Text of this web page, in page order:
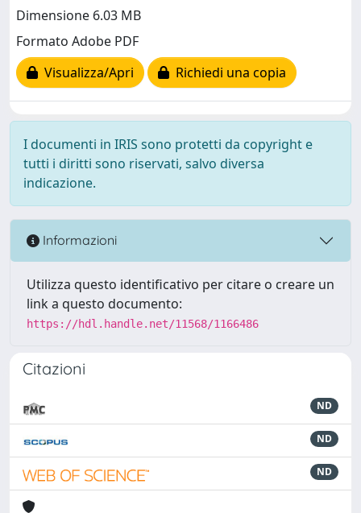
Dimensione 6.03 MB
Formato Adobe PDF
Visualizza/Apri
Richiedi una copia
I documenti in IRIS sono protetti da copyright e
tutti i diritti sono riservati, salvo diversa
indicazione.
Informazioni
Utilizza questo identificativo per citare o creare un
link a questo documento:
https://hdl.handle.net/11568/1166486
Citazioni
ND
ND
ND